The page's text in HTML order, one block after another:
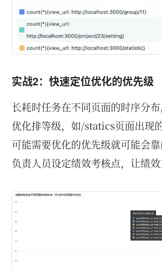
实战2：快速定位优化的优先级
长耗时任务在不同页面的时序分
优化排等级，如/statics页面出现
可能需要优化的优先级就可能会
负责人员设定绩效考核点，让绩效